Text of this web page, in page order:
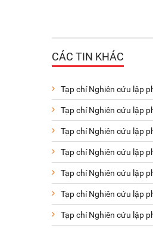
CÁC TIN KHÁC
Tạp chí Nghiên cứu lập
Tạp chí Nghiên cứu lập
Tạp chí Nghiên cứu lập
Tạp chí Nghiên cứu lập
Tạp chí Nghiên cứu lập
Tạp chí Nghiên cứu lập
Tạp chí Nghiên cứu lập